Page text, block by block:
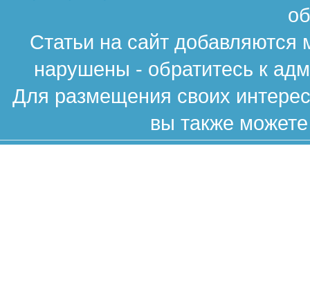
Статьи на сайт
нарушены - обратитесь к
Для размещения своих
вы также